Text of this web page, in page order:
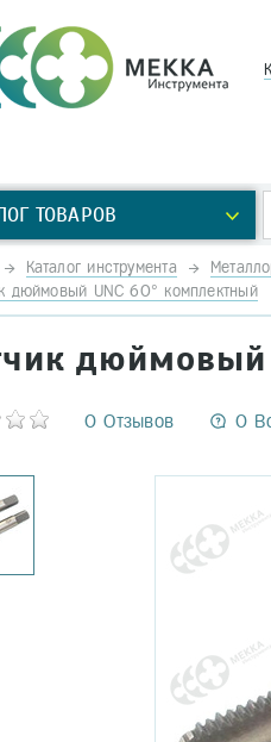
ТОВАРОВ
Каталог инструмента
дюймовый UNC 60° комплектный
дюймовый
0 Отзывов 0